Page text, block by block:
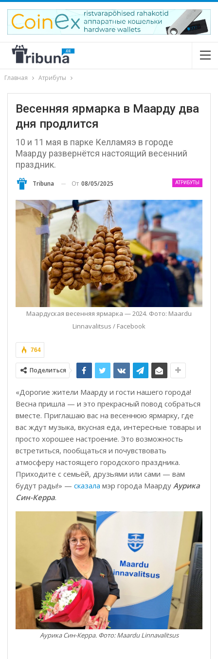
Главная Атрибуты
Весенняя ярмарка в Маарду два
дня продлится
10 и 11 мая в парке Келламяэ в городе
Маарду развернётся настоящий весенний
праздник.
АТРИБУТЫ
Tribuna От 08/05/2025
Маардуская весенняя ярмарка — 2024. Фото: Maardu
Linnavalitsus / Facebook
764
Поделиться
«Дорогие жители Маарду и гости нашего города!
Весна пришла — и это прекрасный повод собраться
вместе. Приглашаю вас на весеннюю ярмарку, где
вас ждут музыка, вкусная еда, интересные товары и
просто хорошее настроение. Это возможность
встретиться, пообщаться и почувствовать
атмосферу настоящего городского праздника.
Приходите с семьёй, друзьями или сами — вам
будут рады!» — сказала мэр города Маарду Аурика
Син-Керра.
Аурика Син-Керра. Фото: Maardu Linnavalitsus